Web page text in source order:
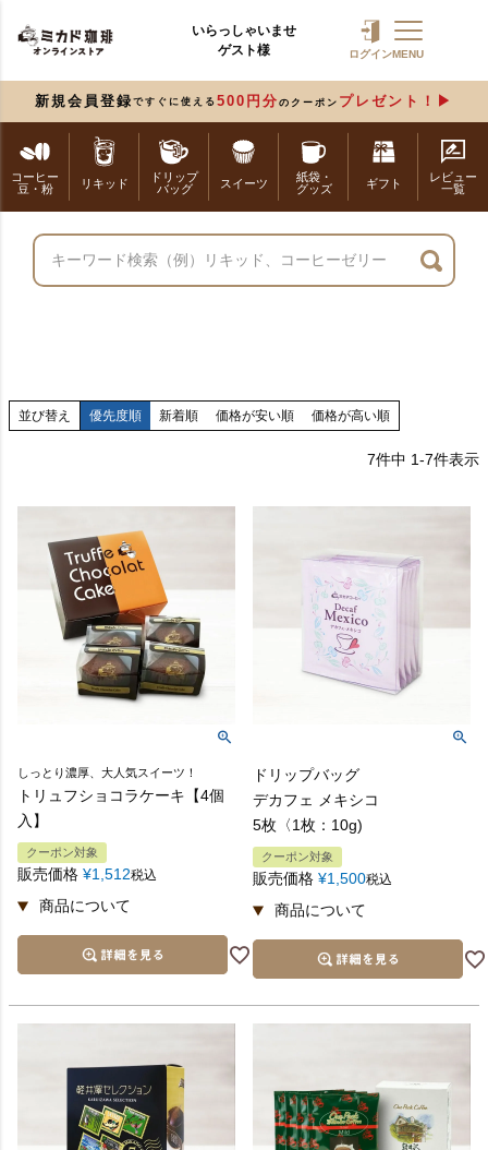
いらっしゃいませ
ゲスト様
ログインMENU
新規会員登録 ですぐに使える 500円分 のクーポン プレゼント！
コーヒー
豆・粉
リキッド
ドリップ
バッグ
スイーツ
紙袋・
グッズ
ギフト
レビュー
一覧
並び替え 優先度順 新着順 価格が安い順 価格が高い順
7件中 1-7件表示
しっとり濃厚、大人気スイーツ！
トリュフショコラケーキ【4個
入】
クーポン対象
販売価格 ¥1,512税込
ドリップバッグ
デカフェ メキシコ
5枚〈1枚：10g)
クーポン対象
販売価格 ¥1,500税込